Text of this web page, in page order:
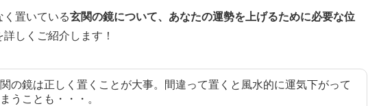
置いている玄関の鏡について、あなたの運勢を上げるために必要な位
詳しくご紹介します！
の鏡は正しく置くことが大事。間違って置くと風水的に運気下がって
うことも・・・。